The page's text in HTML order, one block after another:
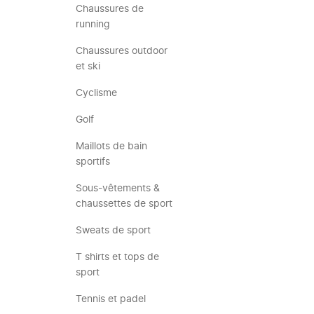
Chaussures de
running
Chaussures outdoor
et ski
Cyclisme
Golf
Maillots de bain
sportifs
Sous-vêtements &
chaussettes de sport
Sweats de sport
T shirts et tops de
sport
Tennis et padel